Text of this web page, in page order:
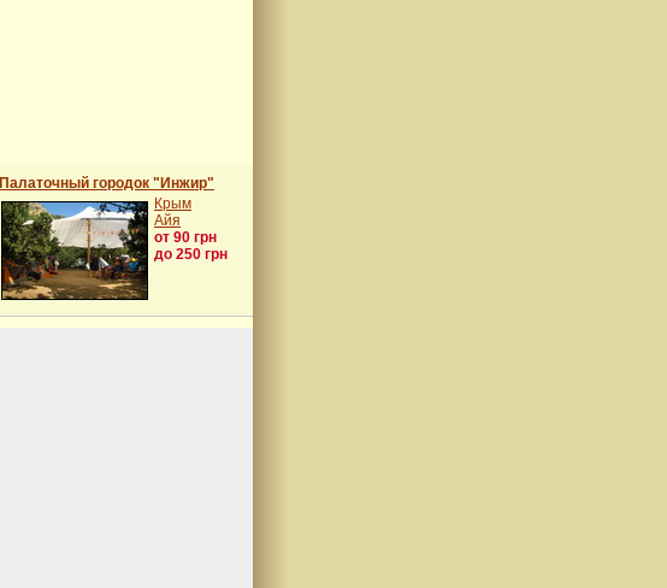
Палаточный городок "Инжир"
Крым
Айя
от 90 грн
до 250 грн